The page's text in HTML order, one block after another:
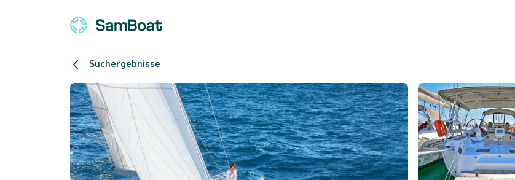
Suchergebnisse